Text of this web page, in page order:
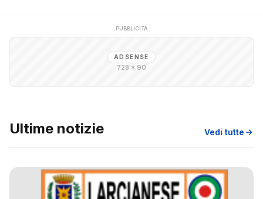
PUBBLICITÀ
ADSENSE
728 × 90
Ultime notizie Vedi tutte